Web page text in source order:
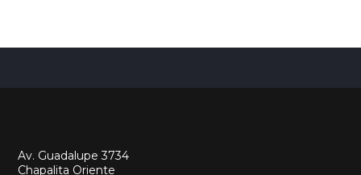
Av. Guadalupe 3734
Chapalita Oriente